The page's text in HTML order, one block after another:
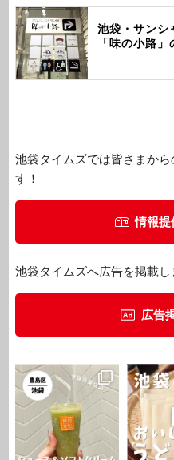
池袋・サンシ
「味の小路
池袋タイムズでは皆さまか
す！
情報提
池袋タイムズへ広告を掲載し
広告